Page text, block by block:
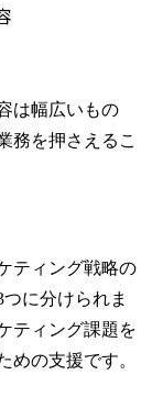
は幅広いもの
務を押さえるこ
ティング戦略の
に分けられま
ティング課題を
めの支援です。